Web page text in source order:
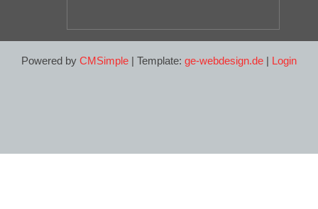
Powered by CMSimple | Template: ge-webdesign.de | Login